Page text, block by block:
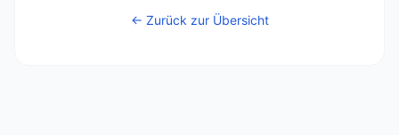
← Zurück zur Übersicht